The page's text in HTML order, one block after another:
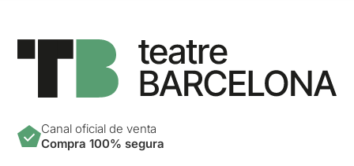
Canal oficial de venta
Compra 100% segura